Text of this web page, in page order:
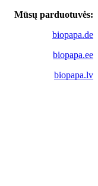
Mūsų parduotuvės:
biopapa.de
biopapa.ee
biopapa.lv